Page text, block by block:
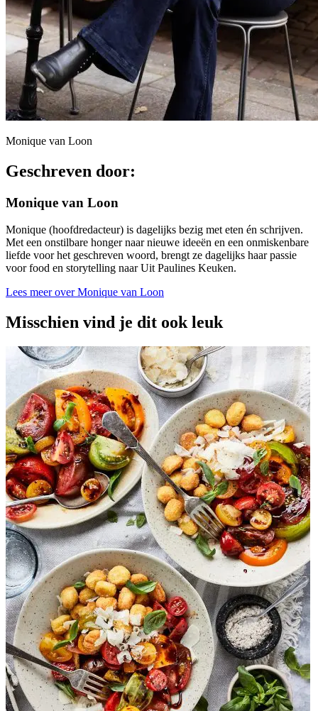
Monique van Loon
Geschreven door:
Monique van Loon
Monique (hoofdredacteur) is dagelijks bezig met eten én schrijven.
Met een onstilbare honger naar nieuwe ideeën en een onmiskenbare
liefde voor het geschreven woord, brengt ze dagelijks haar passie
voor food en storytelling naar Uit Paulines Keuken.
Lees meer over Monique van Loon
Misschien vind je dit ook leuk